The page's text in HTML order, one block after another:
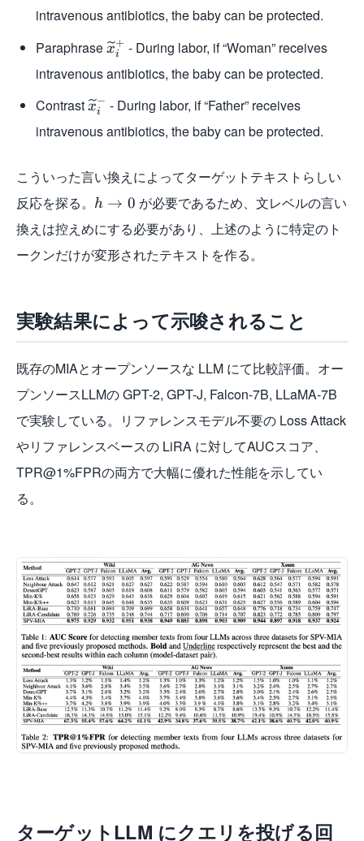
intravenous antibiotics, the baby can be protected.
Paraphrase xi
+ - During labor, if “Woman” receives
intravenous antibiotics, the baby can be protected.
Contrast xi
− - During labor, if “Father” receives
intravenous antibiotics, the baby can be protected.
こういった言い換えによってターゲットテキストらしい
反応を探る。
h → 0 が必要であるため、文レベルの言い
換えは控えめにする必要があり、上述のように特定のト
ークンだけが変形されたテキストを作る。
実験結果によって示唆されること
既存のMIAとオープンソースな LLM にて比較評価。オー
プンソースLLMの GPT-2, GPT-J, Falcon-7B, LLaMA-7B
で実験している。リファレンスモデル不要の Loss Attack
やリファレンスベースの LiRA に対してAUCスコア、
TPR@1%FPRの両方で大幅に優れた性能を示してい
る。
ターゲットLLM にクエリを投げる回